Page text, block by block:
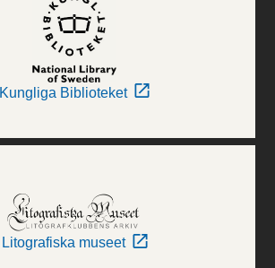
Kungliga Biblioteket
Litografiska museet